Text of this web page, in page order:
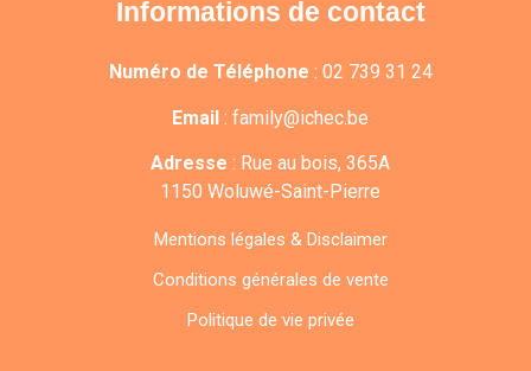
Informations de contact
Numéro de Téléphone : 02 739 31 24
Email : family@ichec.be
Adresse : Rue au bois, 365A
1150 Woluwé-Saint-Pierre
Mentions légales & Disclaimer
Conditions générales de vente
Politique de vie privée